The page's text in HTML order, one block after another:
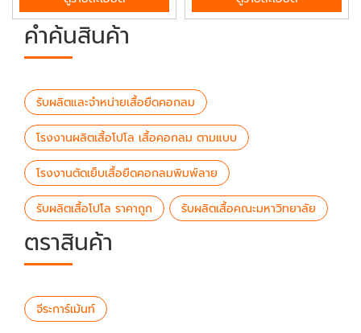
คำค้นสินค้า
รับผลิตและจำหน่ายเสื้อยืดคอกลม
โรงงานผลิตเสื้อโปโล เสื้อคอกลม ตามแบบ
โรงงานตัดเย็บเสื้อยืดคอกลมพิมพ์ลาย
รับผลิตเสื้อโปโล ราคาถูก รับผลิตเสื้อคณะมหาวิทยาลัย
ตราสินค้า
จีระการ์เม้นท์